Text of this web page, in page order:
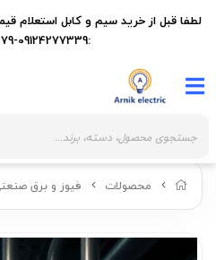
محصولات فیوز و برق
لطفا قبل از خرید سیم و کابل استعلام
:09124277339-02155356279